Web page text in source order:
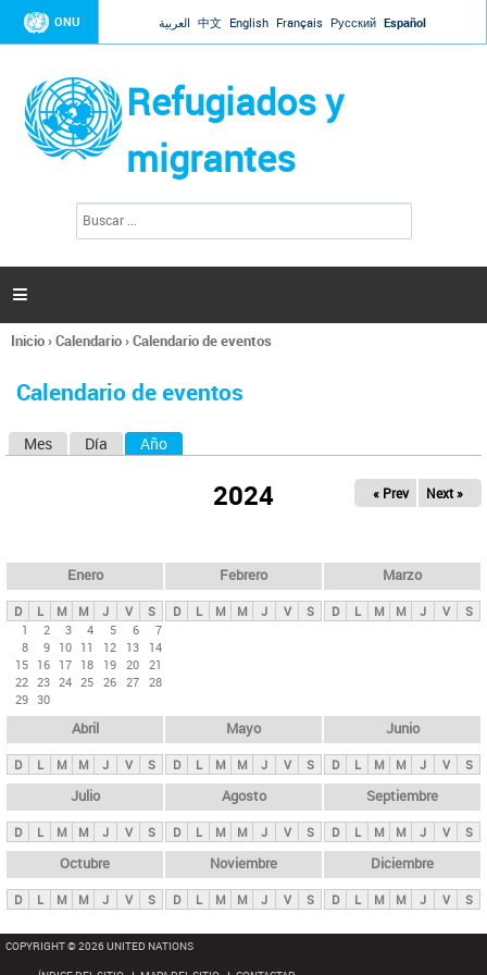
Jump to navigation
ONU العربية 中文 English Français Русский Español
Refugiados y
migrantes
l
d
s

Se
usted
Inicio›Calendario›Calendario de eventos
Calendario de eventos
s
p
n
i
p
a
l
s
Mes Día Año
2024 « Prev Next »
Enero
D L M M J V
S
1
2 3 4 5 6
7
8
9 10 11 12 13
14
15 16 17 18 19 20 21
22 23 24 25 26 27 28
29 30
Febrero
D L M M J V S
Marzo
D L M M J V S
Abril
D L M M J V S
Mayo
D L M M J V S
Junio
D L M M J V S
Julio
D L M M J V S
Agosto
D L M M J V S
Septiembre
D L M M J V S
Octubre
D L M M J V S
Noviembre
D L M M J V S
Diciembre
D L M M J V S
COPYRIGHT © 2026 UNITED NATIONS